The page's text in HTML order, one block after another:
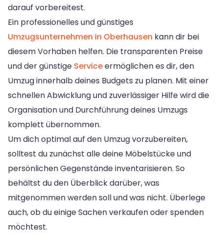
darauf vorbereitest.
Ein professionelles und günstiges
Umzugsunternehmen in Oberhausen kann dir bei
diesem Vorhaben helfen. Die transparenten Preise
und der günstige Serviceermöglichen es dir, den
Umzug innerhalb deines Budgets zu planen. Mit einer
schnellen Abwicklung und zuverlässiger Hilfe wird die
Organisation und Durchführung deines Umzugs
komplett übernommen.
Um dich optimal auf den Umzug vorzubereiten,
solltest du zunächst alle deine Möbelstücke und
persönlichen Gegenstände inventarisieren. So
behältst du den Überblick darüber, was
mitgenommen werden soll und was nicht. Überlege
auch, ob du einige Sachen verkaufen oder spenden
möchtest.